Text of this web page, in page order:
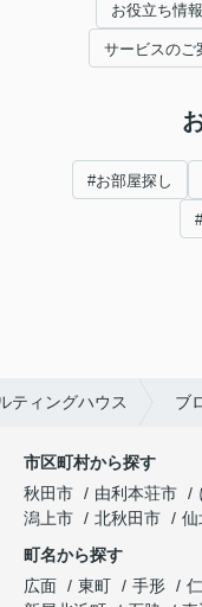
お役立ち情報
サービスのご
#お部屋探し
ティングハウス ブ
市区町村から探す
秋田市
由利本荘市
潟上市
北秋田市 仙
町名から探す
広面
東町 手形